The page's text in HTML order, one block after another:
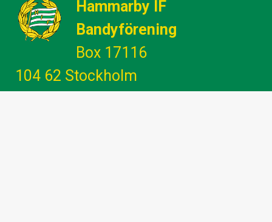
Hammarby IF
Bandyförening
Box 17116
104 62 Stockholm